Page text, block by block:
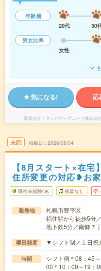
年齢層
20代
30
男女比率
女性
気になる! 応
派遣会社 マンパワーグループ株式
未読 掲載日 2026/08/04
【8月スタート×在宅
住所変更の対応❥お
職種未経験OK 残業なし
勤務地
札幌市豊平区
福住駅から徒歩5分
地下鉄5分／南郷７
曜日頻度 ▼シフト制／土日祝
時間
シフト例＊08：45
00＊10：00～19：